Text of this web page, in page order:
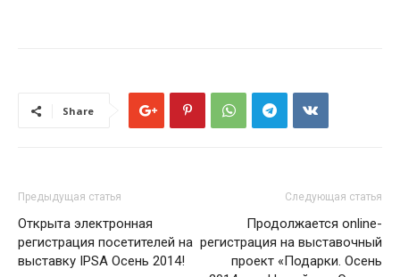
Share
Предыдущая статья
Открыта электронная
регистрация посетителей на
выставку IPSA Осень 2014!
Следующая статья
Продолжается online-
регистрация на выставочный
проект «Подарки. Осень